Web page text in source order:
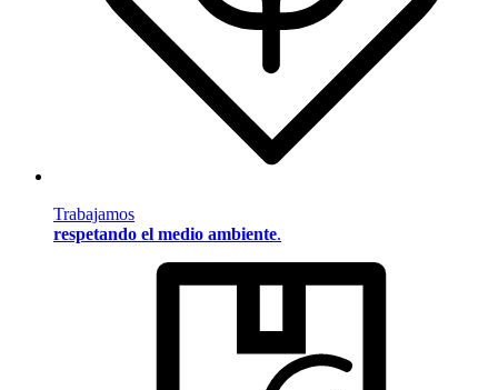
Trabajamos
respetando el medio ambiente.